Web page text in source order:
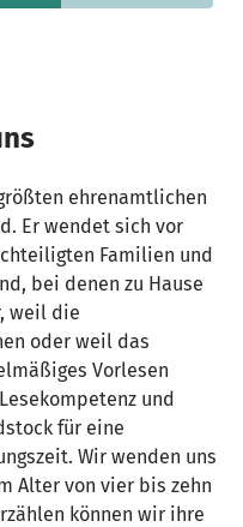
ehrenamtlichen
Er wendet sich vor
Familien und
bei denen zu Hause
weil die
oder weil das
Vorlesen
und
für eine
Wir wenden uns
Alter von vier bis zehn
können wir ihre